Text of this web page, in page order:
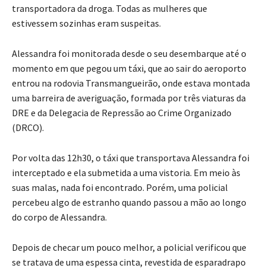
transportadora da droga. Todas as mulheres que
estivessem sozinhas eram suspeitas.
Alessandra foi monitorada desde o seu desembarque até o
momento em que pegou um táxi, que ao sair do aeroporto
entrou na rodovia Transmangueirão, onde estava montada
uma barreira de averiguação, formada por três viaturas da
DRE e da Delegacia de Repressão ao Crime Organizado
(DRCO).
Por volta das 12h30, o táxi que transportava Alessandra foi
interceptado e ela submetida a uma vistoria. Em meio às
suas malas, nada foi encontrado. Porém, uma policial
percebeu algo de estranho quando passou a mão ao longo
do corpo de Alessandra.
Depois de checar um pouco melhor, a policial verificou que
se tratava de uma espessa cinta, revestida de esparadrapo